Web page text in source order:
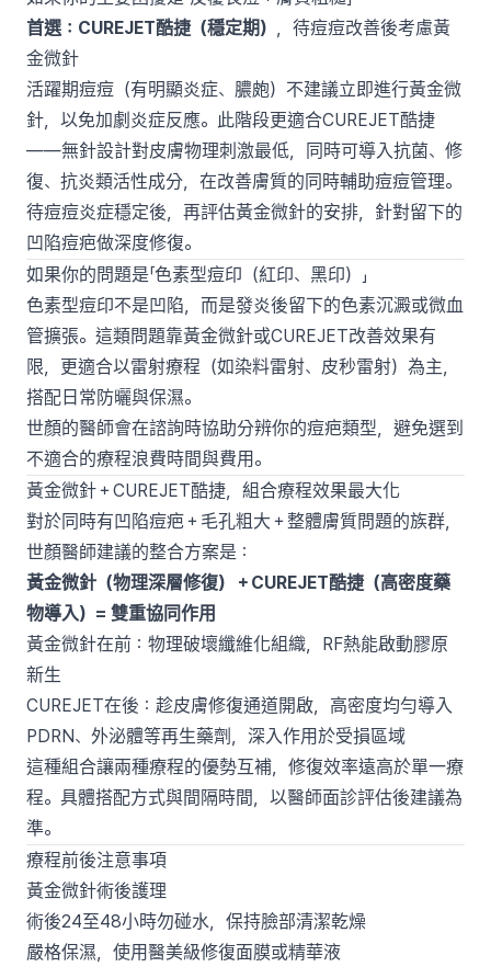
首選：CUREJET酷捷（穩定期） ，待痘痘改善後考慮黃
金微針
活躍期痘痘（有明顯炎症、膿皰）不建議立即進行黃金微
針，以免加劇炎症反應。此階段更適合CUREJET酷捷
——無針設計對皮膚物理刺激最低，同時可導入抗菌、修
復、抗炎類活性成分，在改善膚質的同時輔助痘痘管理。
待痘痘炎症穩定後，再評估黃金微針的安排，針對留下的
凹陷痘疤做深度修復。
如果你的問題是「色素型痘印（紅印、黑印）」
色素型痘印不是凹陷，而是發炎後留下的色素沉澱或微血
管擴張。這類問題靠黃金微針或CUREJET改善效果有
限，更適合以雷射療程（如染料雷射、皮秒雷射）為主，
搭配日常防曬與保濕。
世顏的醫師會在諮詢時協助分辨你的痘疤類型，避免選到
不適合的療程浪費時間與費用。
黃金微針＋CUREJET酷捷，組合療程效果最大化
對於同時有凹陷痘疤＋毛孔粗大＋整體膚質問題的族群，
世顏醫師建議的整合方案是：
黃金微針（物理深層修復）＋CUREJET酷捷（高密度藥
物導入）= 雙重協同作用
黃金微針在前：物理破壞纖維化組織，RF熱能啟動膠原
新生
CUREJET在後：趁皮膚修復通道開啟，高密度均勻導入
PDRN、外泌體等再生藥劑，深入作用於受損區域
這種組合讓兩種療程的優勢互補，修復效率遠高於單一療
程。具體搭配方式與間隔時間，以醫師面診評估後建議為
準。
療程前後注意事項
黃金微針術後護理
術後24至48小時勿碰水，保持臉部清潔乾燥
嚴格保濕，使用醫美級修復面膜或精華液